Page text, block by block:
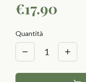
€17.90
Quantità
1